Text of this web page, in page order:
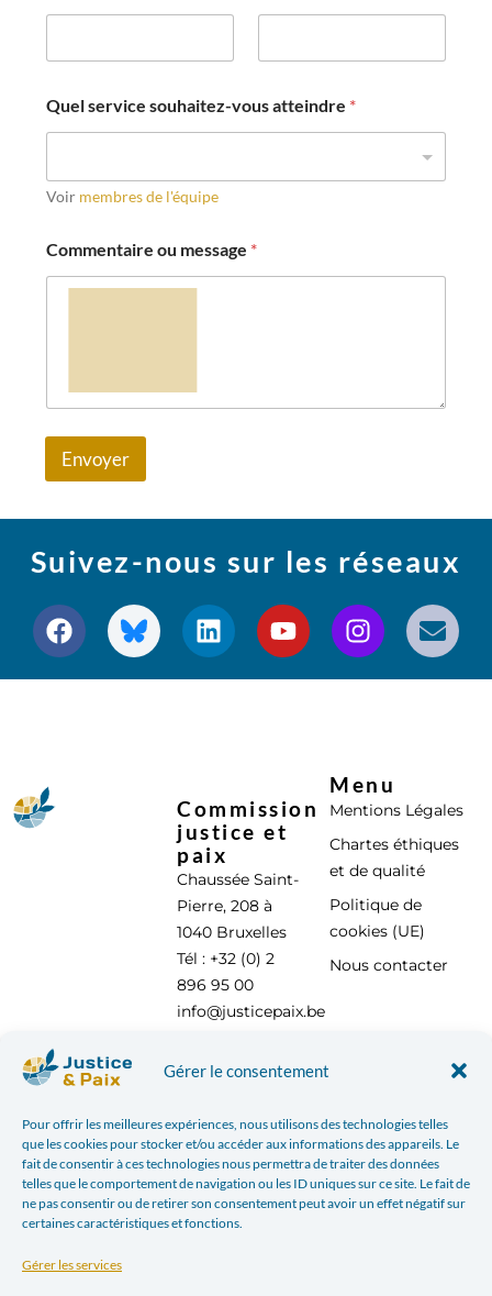
Gérer le consentement
Pour offrir les meilleures expériences, nous utilisons des technologies telles
que les cookies pour stocker et/ou accéder aux informations des appareils. Le
fait de consentir à ces technologies nous permettra de traiter des données
telles que le comportement de navigation ou les ID uniques sur ce site. Le fait de
ne pas consentir ou de retirer son consentement peut avoir un effet négatif sur
certaines caractéristiques et fonctions.
Gérer les services
Quel service souhaitez-vous atteindre *
Voir membres de l'équipe
Commentaire ou message *
Envoyer
Suivez-nous sur les réseaux
Commission
justice et
paix
Chaussée Saint-
Pierre, 208 à
1040 Bruxelles
Tél : +32 (0) 2
896 95 00
info@justicepaix.be
Menu
Mentions Légales
Chartes éthiques
et de qualité
Politique de
cookies (UE)
Nous contacter